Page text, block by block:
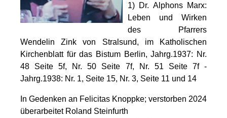
1) Dr. Alphons Marx:
Leben und Wirken
des Pfarrers
Wendelin Zink von Stralsund, im Katholischen
Kirchenblatt für das Bistum Berlin, Jahrg.1937: Nr.
48 Seite 5f, Nr. 50 Seite 7f, Nr. 51 Seite 7f -
Jahrg.1938: Nr. 1, Seite 15, Nr. 3, Seite 11 und 14
In Gedenken an Felicitas Knoppke; verstorben 2024
überarbeitet Roland Steinfurth